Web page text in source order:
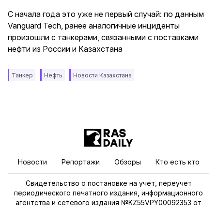
С начала года это уже не первый случай: по данным
Vanguard Tech, ранее аналогичные инциденты
произошли с танкерами, связанными с поставками
нефти из России и Казахстана
Танкер Нефть Новости Казахстана
Новости Репортажи Обзоры Кто есть кто
Свидетельство о постановке на учет, переучет
периодического печатного издания, информационного
агентства и сетевого издания №KZ55VPY00092353 от